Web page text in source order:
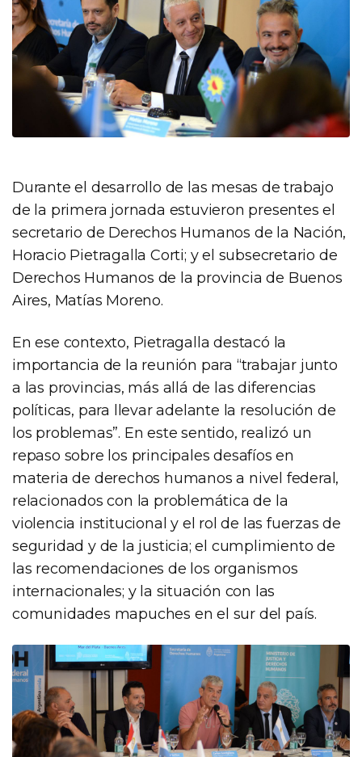
Durante el desarrollo de las mesas de trabajo
de la primera jornada estuvieron presentes el
secretario de Derechos Humanos de la Nación,
Horacio Pietragalla Corti; y el subsecretario de
Derechos Humanos de la provincia de Buenos
Aires, Matías Moreno.
En ese contexto, Pietragalla destacó la
importancia de la reunión para “trabajar junto
a las provincias, más allá de las diferencias
políticas, para llevar adelante la resolución de
los problemas”. En este sentido, realizó un
repaso sobre los principales desafíos en
materia de derechos humanos a nivel federal,
relacionados con la problemática de la
violencia institucional y el rol de las fuerzas de
seguridad y de la justicia; el cumplimiento de
las recomendaciones de los organismos
internacionales; y la situación con las
comunidades mapuches en el sur del país.